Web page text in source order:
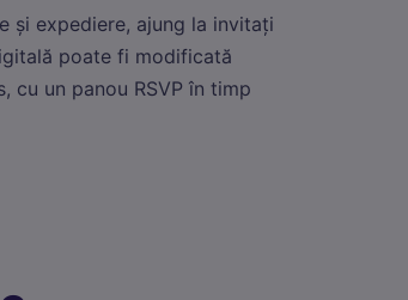
și expediere, ajung la invitați
poate fi modificată
cu un panou RSVP în timp